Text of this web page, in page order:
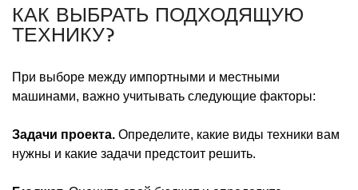
КАК ВЫБРАТЬ ПОДХОДЯЩУЮ
ТЕХНИКУ?
При выборе между импортными и местными
машинами, важно учитывать следующие факторы:
Задачи проекта. Определите, какие виды техники вам
нужны и какие задачи предстоит решить.